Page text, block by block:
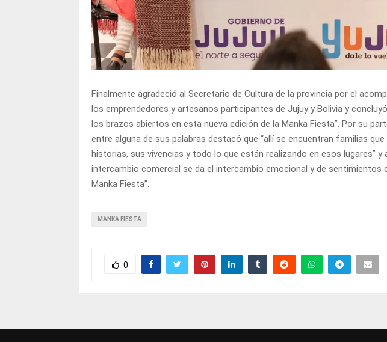
Finalmente agradeció al Secretario de Cultura de la provincia por el
los emprendedores y artesanos participantes de Jujuy y Bolivia y
los brazos abiertos en esta nueva edición de la Manka Fiesta”. Por su
entre alguna de sus palabras destacó que “allí se encuentran familias
historias, sus vivencias y todo lo que están realizando en esos lugares” y
intercambio comercial se da el intercambio emocional y de sentimientos
Manka Fiesta”.
MANKA FIESTA
0